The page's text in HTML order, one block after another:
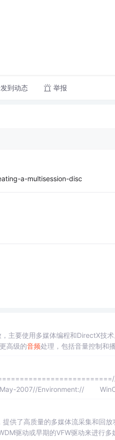
到动态 举报
a-multisession-disc
主要使用多媒体编程和DirectX技
高级的音频处理，包括音量控制和
2007//Environment://
供了高质量的多媒体流采集和回
驱动或早期的VFW驱动来进行多